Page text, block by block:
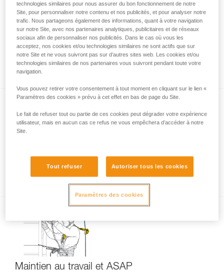
Utilisation d’ASAP et ASAP LOCK par grand
vent
Test de fonctionnement à chaque installation
de ASAP ou ASAP LOCK
Maintien au travail et ASAP
technologies similaires pour nous assurer du bon fonctionnement de notre
Site, pour personnaliser notre contenu et nos publicités, et pour analyser notre
trafic. Nous partageons également des informations, quant à votre navigation
sur notre Site, avec nos partenaires analytiques, publicitaires et de réseaux
sociaux afin de personnaliser nos publicités. Dans le cas où vous les
acceptez, nos cookies et/ou technologies similaires ne sont actifs que sur
notre Site et ne vous suivront pas sur d’autres sites web. Les cookies et/ou
technologies similaires de nos partenaires vous suivront pendant toute votre
navigation.
Vous pouvez retirer votre consentement à tout moment en cliquant sur le lien «
Paramètres des cookies » prévu à cet effet en bas de page du Site.
Le fait de refuser tout ou partie de ces cookies peut dégrader votre expérience
utilisateur, mais en aucun cas ce refus ne vous empêchera d’accéder à notre
Site.
Tout refuser Autoriser tous les cookies
Paramètres des cookies